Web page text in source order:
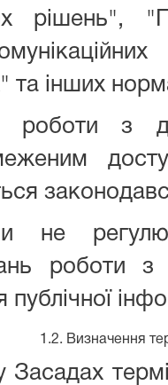
рішень",
та інших
роботи з
не
роботи
1.2. Визначення
Засадах